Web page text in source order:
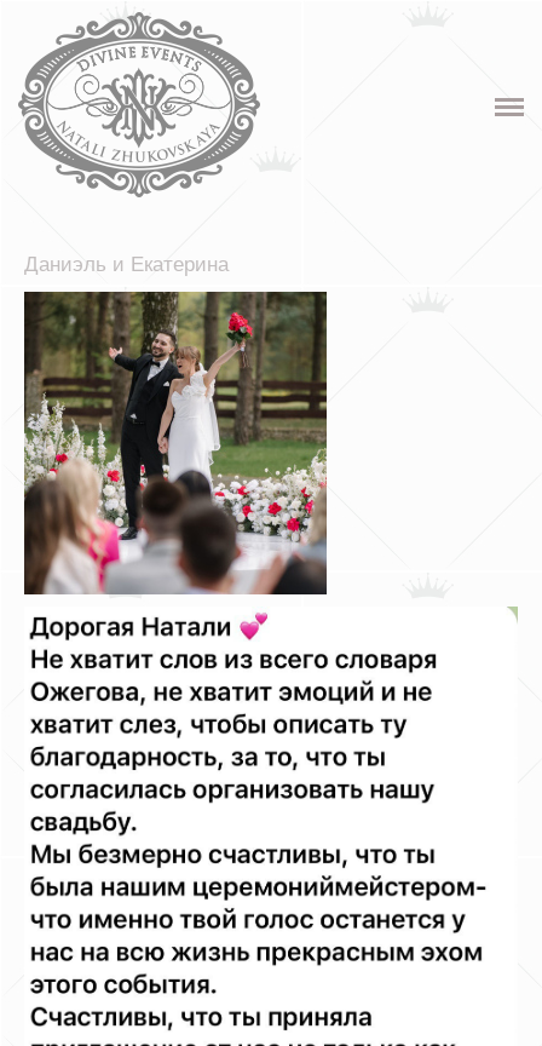
ГЛАВНАЯ
ОБО МНЕ
ПОРТФОЛИО
ВИДЕО
ОТЗЫВЫ
КОНТАКТЫ
Корпоративные мероприятия
Юбилей и Дни рождения
ШКОЛА СВАДЕБНЫХ ОРГАНИЗАТОРОВ
Сюрпризы
Love Story
Даниэль и Екатерина